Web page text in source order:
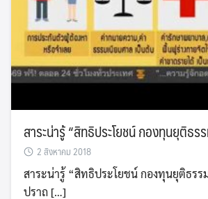
สาระน่ารู้ “สิทธิประโยชน์ กองทุนยุติธร
2 สิงหาคม 2018
สาระน่ารู้ “สิทธิประโยชน์ กองทุนยุติธร
ปราถ […]